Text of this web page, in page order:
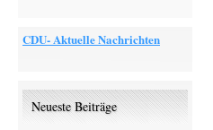
CDU- Aktuelle Nachrichten
Neueste Beiträge